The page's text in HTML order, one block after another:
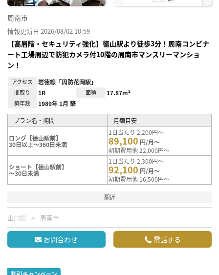
周南市
情報更新日 2026/08/02 10:59
【高層階・セキュリティ強化】徳山駅より徒歩3分！周南コンビナ
ート工場周辺で防犯カメラ付10階の周南市マンスリーマンショ
ン！
アクセス 岩徳線「周防花岡駅」
間取り 1R 面積 17.87m²
築年数 1989年 1月 築
プラン名・期間 月額目安
ロング【徳山駅前】
30日以上～360日未満
1日当たり 2,200円～
89,100 円/月～
初期費用他 22,000円～
ショート【徳山駅前】
～30日未満
1日当たり 2,300円～
92,100 円/月～
初期費用他 16,500円～
駅近
山口県 周南市
お問合わせ 電話する